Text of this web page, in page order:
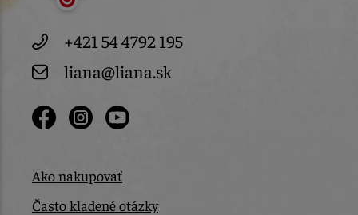
+421 54 4792 195
liana@liana.sk
Ako nakupovať
Často kladené otázky